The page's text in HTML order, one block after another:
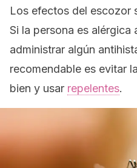
Los efectos del escozor
Si la persona es alérgica
administrar algún
recomendable es evitar
bien y usar repelentes.